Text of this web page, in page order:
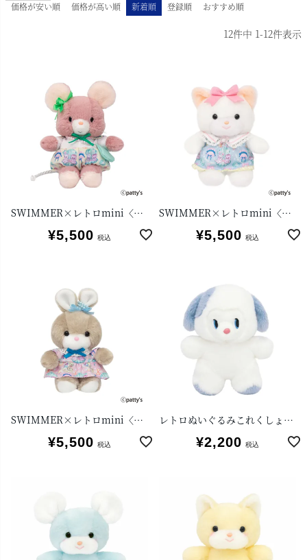
価格が安い順
価格が高い順 新着順 登録順 おすすめ順
12件中 1-12件表示
SWIMMER×レトロmini〈Qピッピ〉
¥5,500 税込
SWIMMER×レトロmini〈クリーミーねこ〉
¥5,500 税込
SWIMMER×レトロmini〈キャンディ〉
¥5,500 税込
レトロぬいぐるみこれくしょんmini ノライヌ
¥2,200 税込